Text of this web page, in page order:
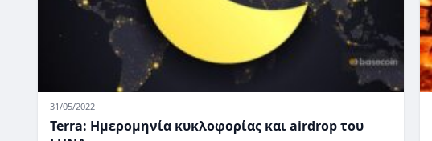
31/05/2022
Terra: Ημερομηνία κυκλοφορίας και airdrop του